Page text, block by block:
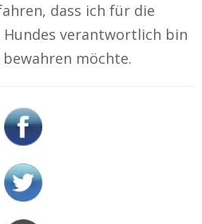
dass ich für die
verantwortlich bin
möchte.